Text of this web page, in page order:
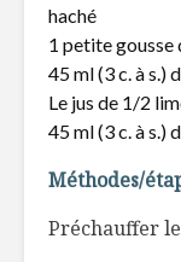
haché
1 petite gousse
45 ml (3 c. à s.)
Le jus de 1/2
45 ml (3 c. à s.)
Méthodes/
Préchauffer le